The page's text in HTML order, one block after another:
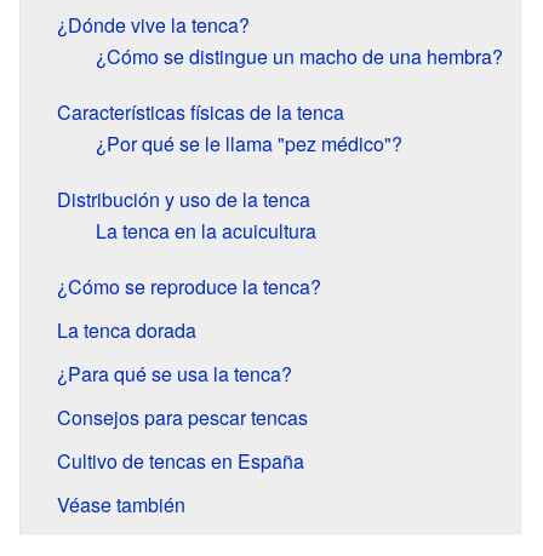
¿Dónde vive la tenca?
¿Cómo se distingue un macho de una hembra?
Características físicas de la tenca
¿Por qué se le llama "pez médico"?
Distribución y uso de la tenca
La tenca en la acuicultura
¿Cómo se reproduce la tenca?
La tenca dorada
¿Para qué se usa la tenca?
Consejos para pescar tencas
Cultivo de tencas en España
Véase también